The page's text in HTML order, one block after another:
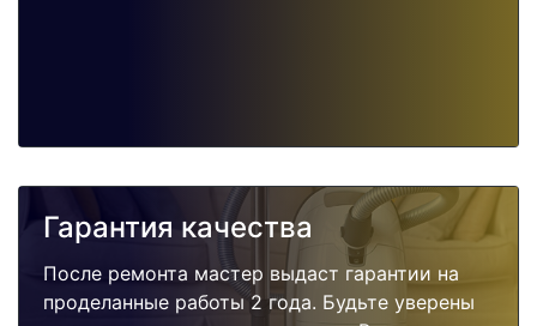
Гарантия качества
После ремонта мастер выдаст гарантии на
проделанные работы 2 года. Будьте уверены